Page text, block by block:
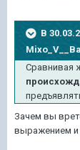
В
Сравнивая
Зачем вы
выражением и